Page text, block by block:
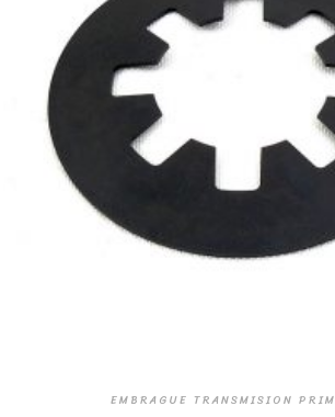
EMBRAGUE TRANSMISION